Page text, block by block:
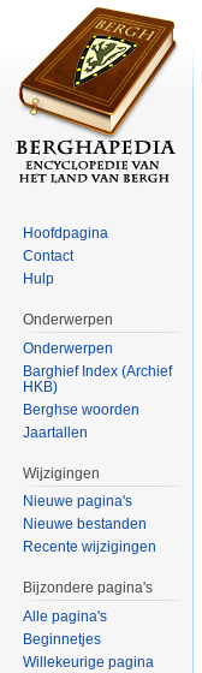
Hoofdpagina
Contact
Hulp
Onderwerpen
Onderwerpen
Barghief Index (Archief
HKB)
Berghse woorden
Jaartallen
Wijzigingen
Nieuwe pagina's
Nieuwe bestanden
Recente wijzigingen
Bijzondere pagina's
Alle pagina's
Beginnetjes
Willekeurige pagina